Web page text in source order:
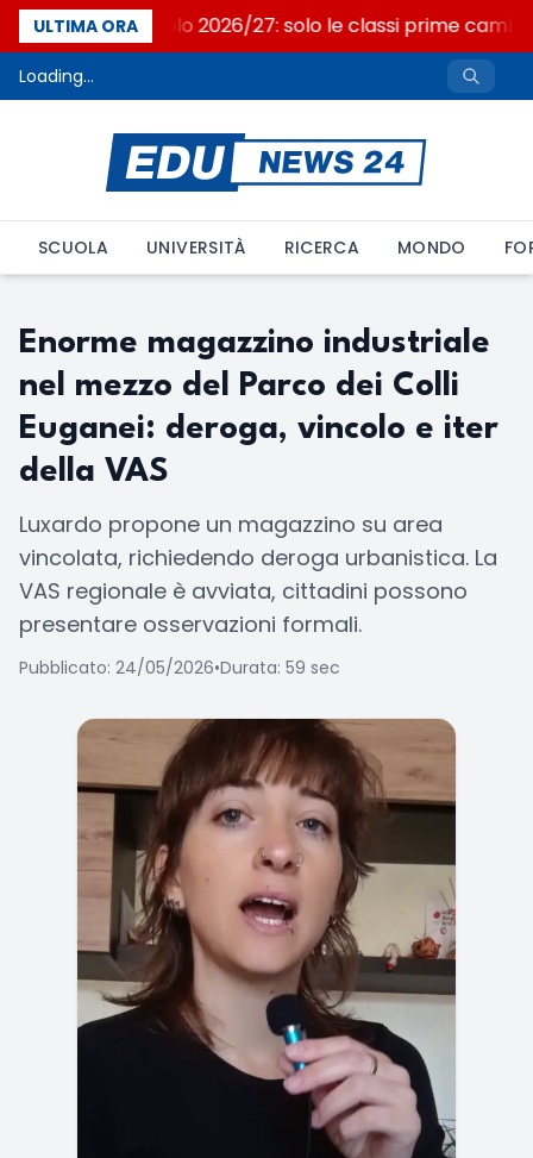
ULTIMA ORA
Nuovo curricolo 2026/27: solo le classi prime
Loading...
SCUOLA UNIVERSITÀ RICERCA MONDO
Enorme magazzino industriale
nel mezzo del Parco dei Colli
Euganei: deroga, vincolo e iter
della VAS
Luxardo propone un magazzino su area
vincolata, richiedendo deroga urbanistica. La
VAS regionale è avviata, cittadini possono
presentare osservazioni formali.
Pubblicato: 24/05/2026•Durata: 59 sec